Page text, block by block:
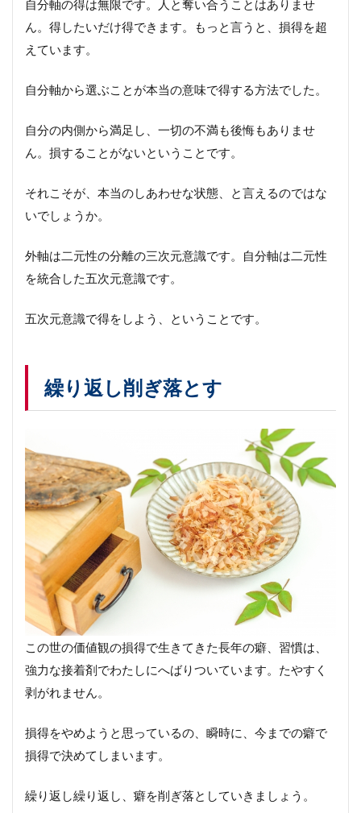
自分軸の得は無限です。人と奪い合うことはありませ
ん。得したいだけ得できます。もっと言うと、損得を超
えています。
自分軸から選ぶことが本当の意味で得する方法でした。
自分の内側から満足し、一切の不満も後悔もありませ
ん。損することがないということです。
それこそが、本当のしあわせな状態、と言えるのではな
いでしょうか。
外軸は二元性の分離の三次元意識です。自分軸は二元性
を統合した五次元意識です。
五次元意識で得をしよう、ということです。
繰り返し削ぎ落とす
この世の価値観の損得で生きてきた長年の癖、習慣は、
強力な接着剤でわたしにへばりついています。たやすく
剥がれません。
損得をやめようと思っているの、瞬時に、今までの癖で
損得で決めてしまいます。
繰り返し繰り返し、癖を削ぎ落としていきましょう。